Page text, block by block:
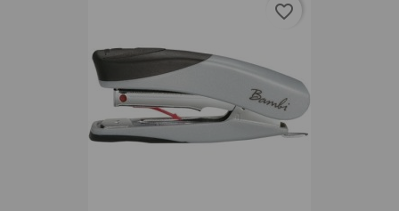
favorite_border